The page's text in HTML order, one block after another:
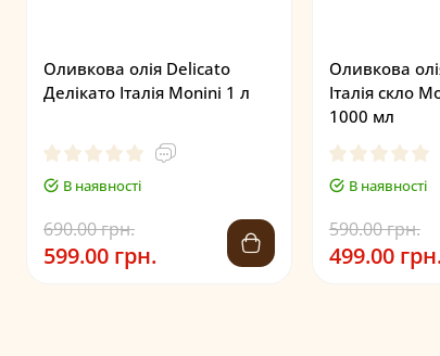
Оливкова олія Delicato
Делікато Італія Monini 1 л
В наявності
690.00 грн.
599.00 грн.
Оливкова
Італія скло
1000 мл
В наявності
590.00 грн.
499.00